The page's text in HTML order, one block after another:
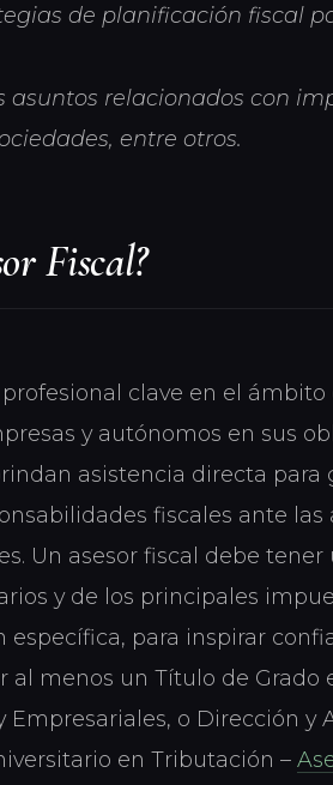
de planificación fiscal
asuntos relacionados con
entre otros.
Fiscal?
profesional clave en el
y autónomos en sus
asistencia directa
fiscales ante las
Un asesor fiscal debe
y de los principales
para inspirar
menos un Título de Grado
Empresariales, o Dirección y
en Tributación –